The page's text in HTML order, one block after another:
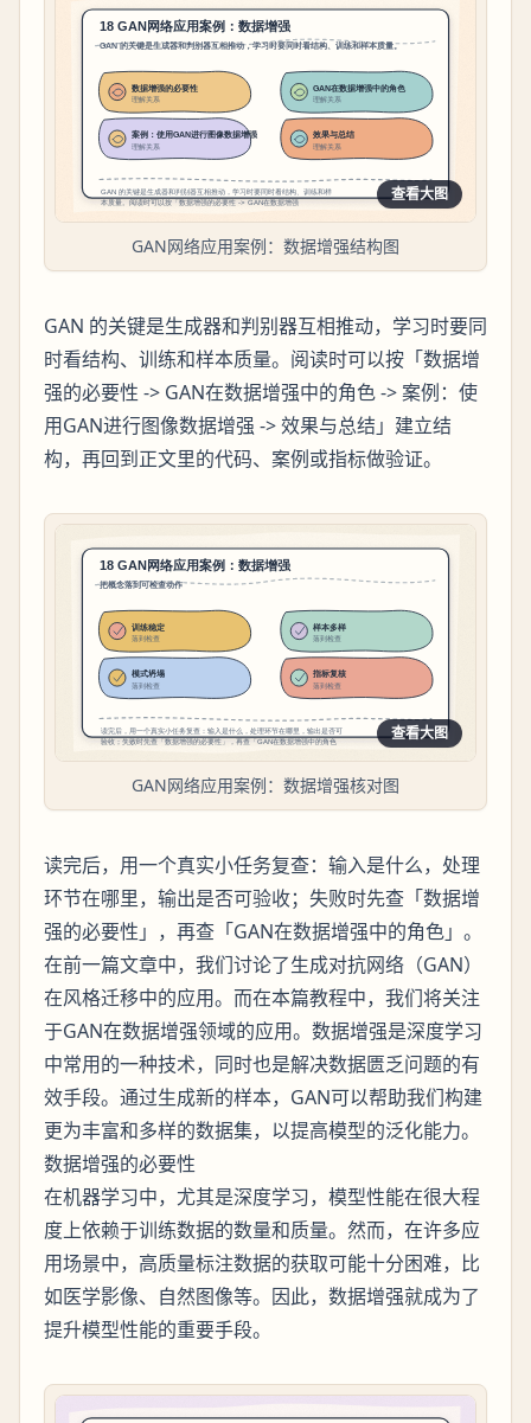
查看大图
GAN网络应用案例：数据增强结构图
GAN 的关键是生成器和判别器互相推动，学习时要同
时看结构、训练和样本质量。阅读时可以按「数据增
强的必要性 -> GAN在数据增强中的角色 -> 案例：使
用GAN进行图像数据增强 -> 效果与总结」建立结
构，再回到正文里的代码、案例或指标做验证。
查看大图
GAN网络应用案例：数据增强核对图
读完后，用一个真实小任务复查：输入是什么，处理
环节在哪里，输出是否可验收；失败时先查「数据增
强的必要性」，再查「GAN在数据增强中的角色」。
在前一篇文章中，我们讨论了生成对抗网络（GAN）
在风格迁移中的应用。而在本篇教程中，我们将关注
于GAN在数据增强领域的应用。数据增强是深度学习
中常用的一种技术，同时也是解决数据匮乏问题的有
效手段。通过生成新的样本，GAN可以帮助我们构建
更为丰富和多样的数据集，以提高模型的泛化能力。
数据增强的必要性
在机器学习中，尤其是深度学习，模型性能在很大程
度上依赖于训练数据的数量和质量。然而，在许多应
用场景中，高质量标注数据的获取可能十分困难，比
如医学影像、自然图像等。因此，数据增强就成为了
提升模型性能的重要手段。